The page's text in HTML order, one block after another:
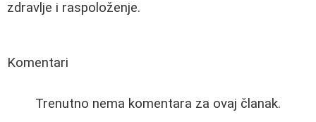
zdravlje i raspoloženje.
Komentari
Trenutno nema komentara za ovaj članak.